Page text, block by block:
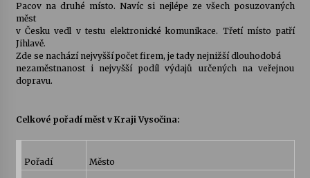
30. 6. 2026
Pacov na druhé místo. Navíc si nejlépe ze všech posuzovaných
měst
v Česku vedl v testu elektronické komunikace. Třetí místo patří
Jihlavě.
Zde se nachází nejvyšší počet firem, je tady nejnižší dlouhodobá
nezaměstnanost i nejvyšší podíl výdajů určených na veřejnou
dopravu.
Celkové pořadí měst v Kraji Vysočina:
Pořadí Město